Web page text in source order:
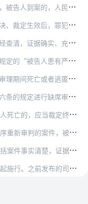
第一百七十六条的规定提起公诉的，人民法院依法受理后应当重新审理。
刑罚前，人民法院应当告知罪犯有权对判决、裁定提出异议。罪犯对判决、裁…
程序，直接依照刑事诉讼法第二百九十一条的规定提起公诉，人民法院经审查…
其不能正常感知、理解、认识、表达而缺乏受审能力，无法出庭受审。
的，人民检察院应当及时向人民法院提出没收违法所得申请。
力的，人民法院应当按照下列情形分别作出处理：
人无罪，经缺席审理确认无罪的，应当判决宣告被告人无罪。
，应当判决宣告被告人无罪；虽然构成犯罪，但原判量刑畸重的，应当依法作出判…
人无罪的情形，以及证据不足，不能认定被告人有罪等情形。
范性文件与本规定不一致的，以本规定为准。